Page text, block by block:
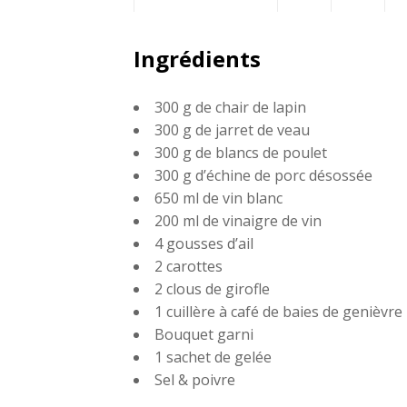
Facebook
Ingrédients
300 g de chair de lapin
300 g de jarret de veau
300 g de blancs de poulet
300 g d’échine de porc désossée
650 ml de vin blanc
200 ml de vinaigre de vin
4 gousses d’ail
2 carottes
2 clous de girofle
1 cuillère à café de baies de genièvre
Bouquet garni
1 sachet de gelée
Sel & poivre